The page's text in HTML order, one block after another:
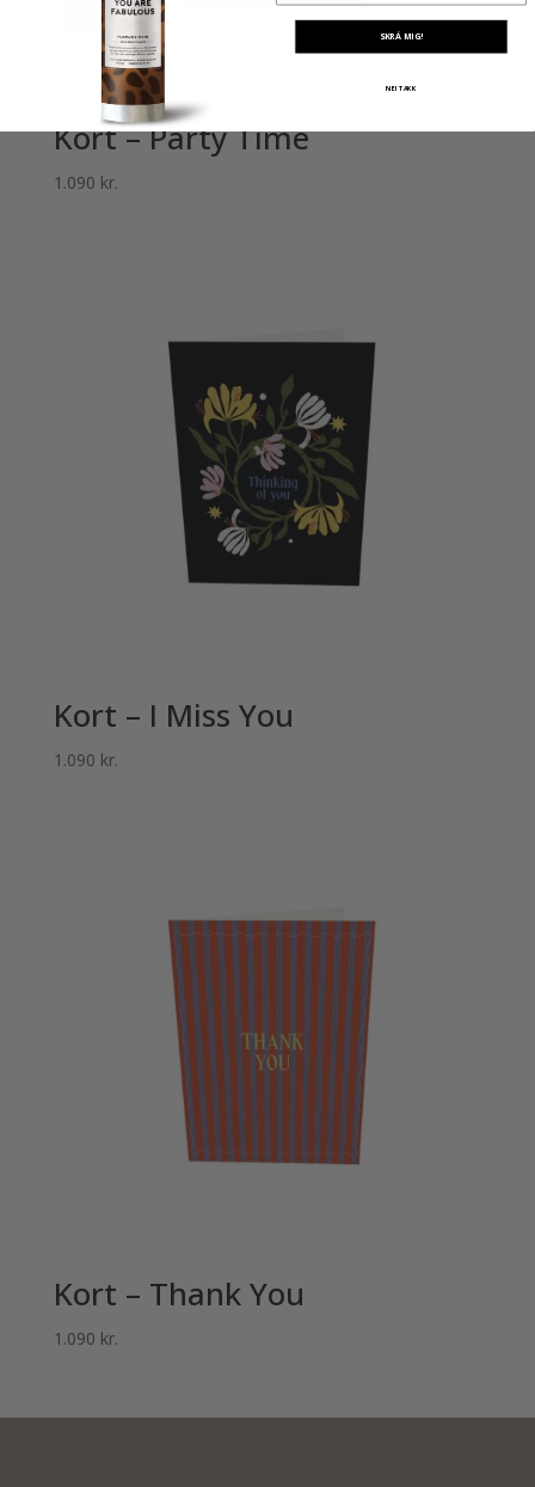
Kort – Party Time
1.090 kr.
Kort – I Miss You
1.090 kr.
Kort – Thank You
1.090 kr.
SKRÁ MIG!
NEI TAKK